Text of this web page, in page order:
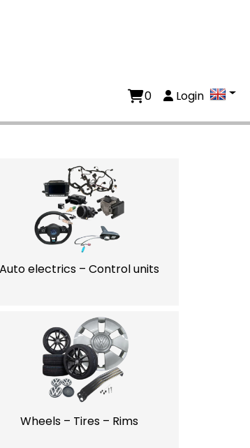
0 Login
Auto electrics – Control units
Wheels – Tires – Rims